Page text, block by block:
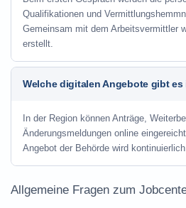
Qualifikationen und
Gemeinsam mit dem Arbeitsvermittler
erstellt.
Welche digitalen Angebote gibt es
In der Region können Anträge,
Änderungsmeldungen online
Angebot der Behörde wird
Allgemeine Fragen zum